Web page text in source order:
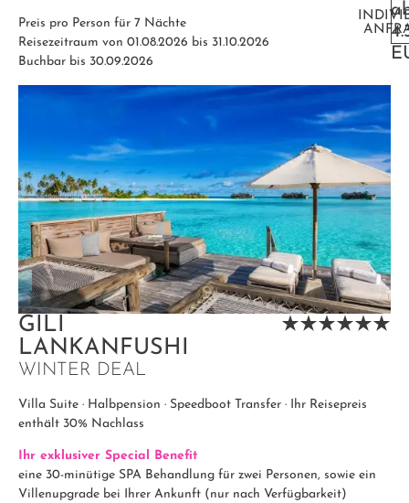
Preis pro Person für 7 Nächte
Reisezeitraum von 01.08.2026 bis 31.10.2026
Buchbar bis 30.09.2026
GILI
LANKANFUSHI
WINTER DEAL
Villa Suite · Halbpension · Speedboot Transfer · Ihr Reisepreis
enthält 30% Nachlass
Ihr exklusiver Special Benefit
eine 30-minütige SPA Behandlung für zwei Personen, sowie ein
Villenupgrade bei Ihrer Ankunft (nur nach Verfügbarkeit)